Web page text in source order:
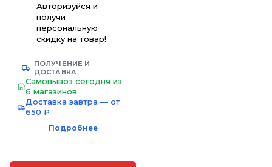
Авторизуйся и
получи
персональную
скидку на товар!
ПОЛУЧЕНИЕ И
ДОСТАВКА
Самовывоз сегодня из
6 магазинов
Доставка завтра — от
650 ₽
Подробнее